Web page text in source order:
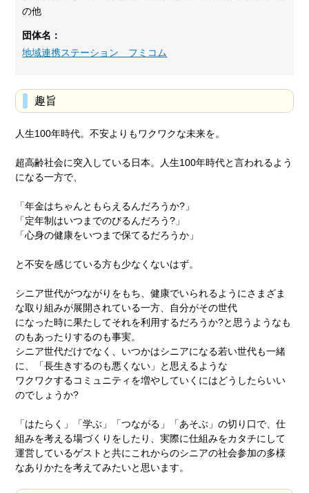
の他
団体名：
地域連携ステーション フミコム
趣旨
人生100年時代。不安よりもワクワクな未来を。
超高齢社会に突入している日本。人生100年時代と言われるよう
になる一方で、
「年金はちゃんともらえるんだろうか?」
「定年制はいつまでのびるんだろう?」
「心身の健康をいつまで保てるだろうか」
と不安を感じている方も少なくないはず。
シニア世代がつながりをもち、健康でいられるようにさまざま
な取り組みが展開されている一方、自分がその世代
になった時に果たしてそれを利用するだろうか?と思うようなも
のもあったりするのも事実。
シニア世代だけでなく、いつかはシニアになる若い世代も一緒
に、「長生きするのも悪くない」と思えるような
ワクワクするコミュニティを増やしていくにはどうしたらいい
のでしょうか?
「はたらく」「学ぶ」「つながる」「あそぶ」の切り口で、仕
組みを考える場づくりをしたり、実際に仕組みをカタチにして
運営しているゲストと共にこれからのシニアの社会参加の多様
なありかたを考えてみたいと思います。